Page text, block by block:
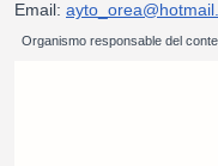
Email:
Organismo responsable del